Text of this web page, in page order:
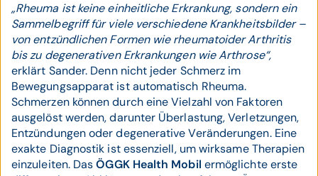
„Rheuma ist keine einheitliche Erkrankung, sondern ein
Sammelbegriff für viele verschiedene Krankheitsbilder –
von entzündlichen Formen wie rheumatoider Arthritis
bis zu degenerativen Erkrankungen wie Arthrose“,
erklärt Sander. Denn nicht jeder Schmerz im
Bewegungsapparat ist automatisch Rheuma.
Schmerzen können durch eine Vielzahl von Faktoren
ausgelöst werden, darunter Überlastung, Verletzungen,
Entzündungen oder degenerative Veränderungen. Eine
exakte Diagnostik ist essenziell, um wirksame Therapien
einzuleiten. DasÖGGK Health Mobil ermöglichte erste